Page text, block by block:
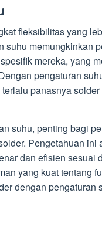
fleksibilitas yang
suhu memungkinkan
mereka, yang
pengaturan
panasnya
suhu, penting bagi
Pengetahuan ini
dan efisien sesuai
yang kuat tentang
dengan pengaturan